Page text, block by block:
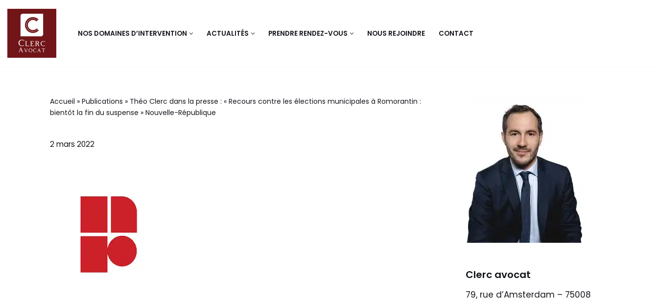
au
contenu
NOS DOMAINES D’INTERVENTION ACTUALITÉS PRENDRE RENDEZ-VOUS NOUS REJOINDRE CONTACT
Accueil » Publications » Théo Clerc dans la presse : « Recours contre les élections municipales à Romorantin :
bientôt la fin du suspense » Nouvelle-République
2 mars 2022
Clerc avocat
79, rue d’Amsterdam – 75008